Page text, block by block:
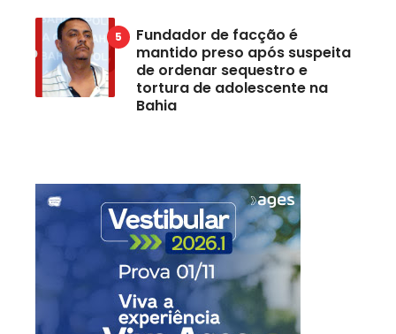
Fundador de facção é
mantido preso após suspeita
de ordenar sequestro e
tortura de adolescente na
Bahia